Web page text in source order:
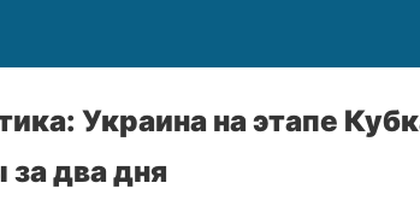
Украина на этапе
два дня